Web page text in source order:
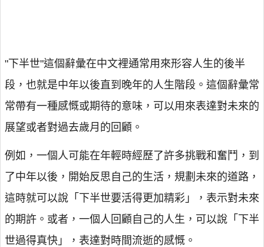
"下半世"這個辭彙在中文裡通常用來形容人生的後半
段，也就是中年以後直到晚年的人生階段。這個辭彙常
常帶有一種感慨或期待的意味，可以用來表達對未來的
展望或者對過去歲月的回顧。
例如，一個人可能在年輕時經歷了許多挑戰和奮鬥，到
了中年以後，開始反思自己的生活，規劃未來的道路，
這時就可以說「下半世要活得更加精彩」，表示對未來
的期許。或者，一個人回顧自己的人生，可以說「下半
世過得真快」，表達對時間流逝的感慨。